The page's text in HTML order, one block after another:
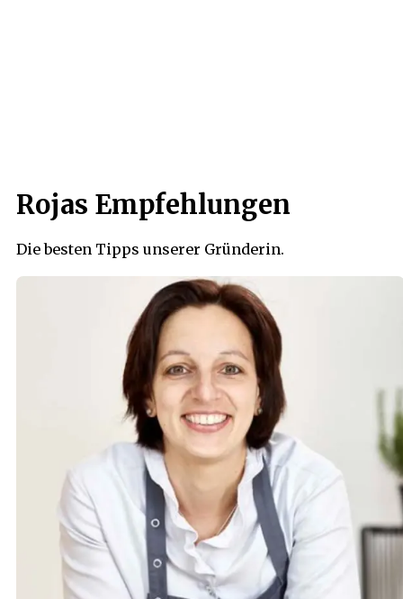
Rojas Empfehlungen
Die besten Tipps unserer Gründerin.